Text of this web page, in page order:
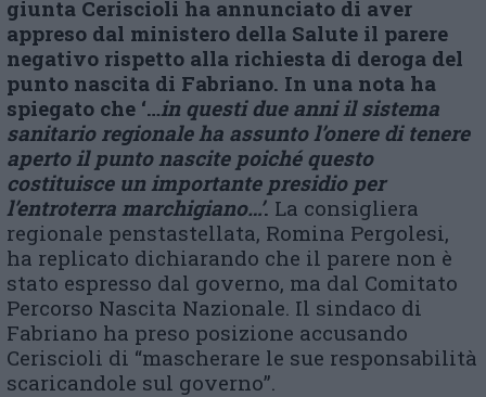
giunta Ceriscioli ha annunciato di aver
appreso dal ministero della Salute il parere
negativo rispetto alla richiesta di deroga del
punto nascita di Fabriano. In una nota ha
spiegato che ‘…in questi due anni il sistema
sanitario regionale ha assunto l’onere di tenere
aperto il punto nascite poiché questo
costituisce un importante presidio per
l’entroterra marchigiano…’. La consigliera
regionale penstastellata, Romina Pergolesi,
ha replicato dichiarando che il parere non è
stato espresso dal governo, ma dal Comitato
Percorso Nascita Nazionale. Il sindaco di
Fabriano ha preso posizione accusando
Ceriscioli di “mascherare le sue responsabilità
scaricandole sul governo”.